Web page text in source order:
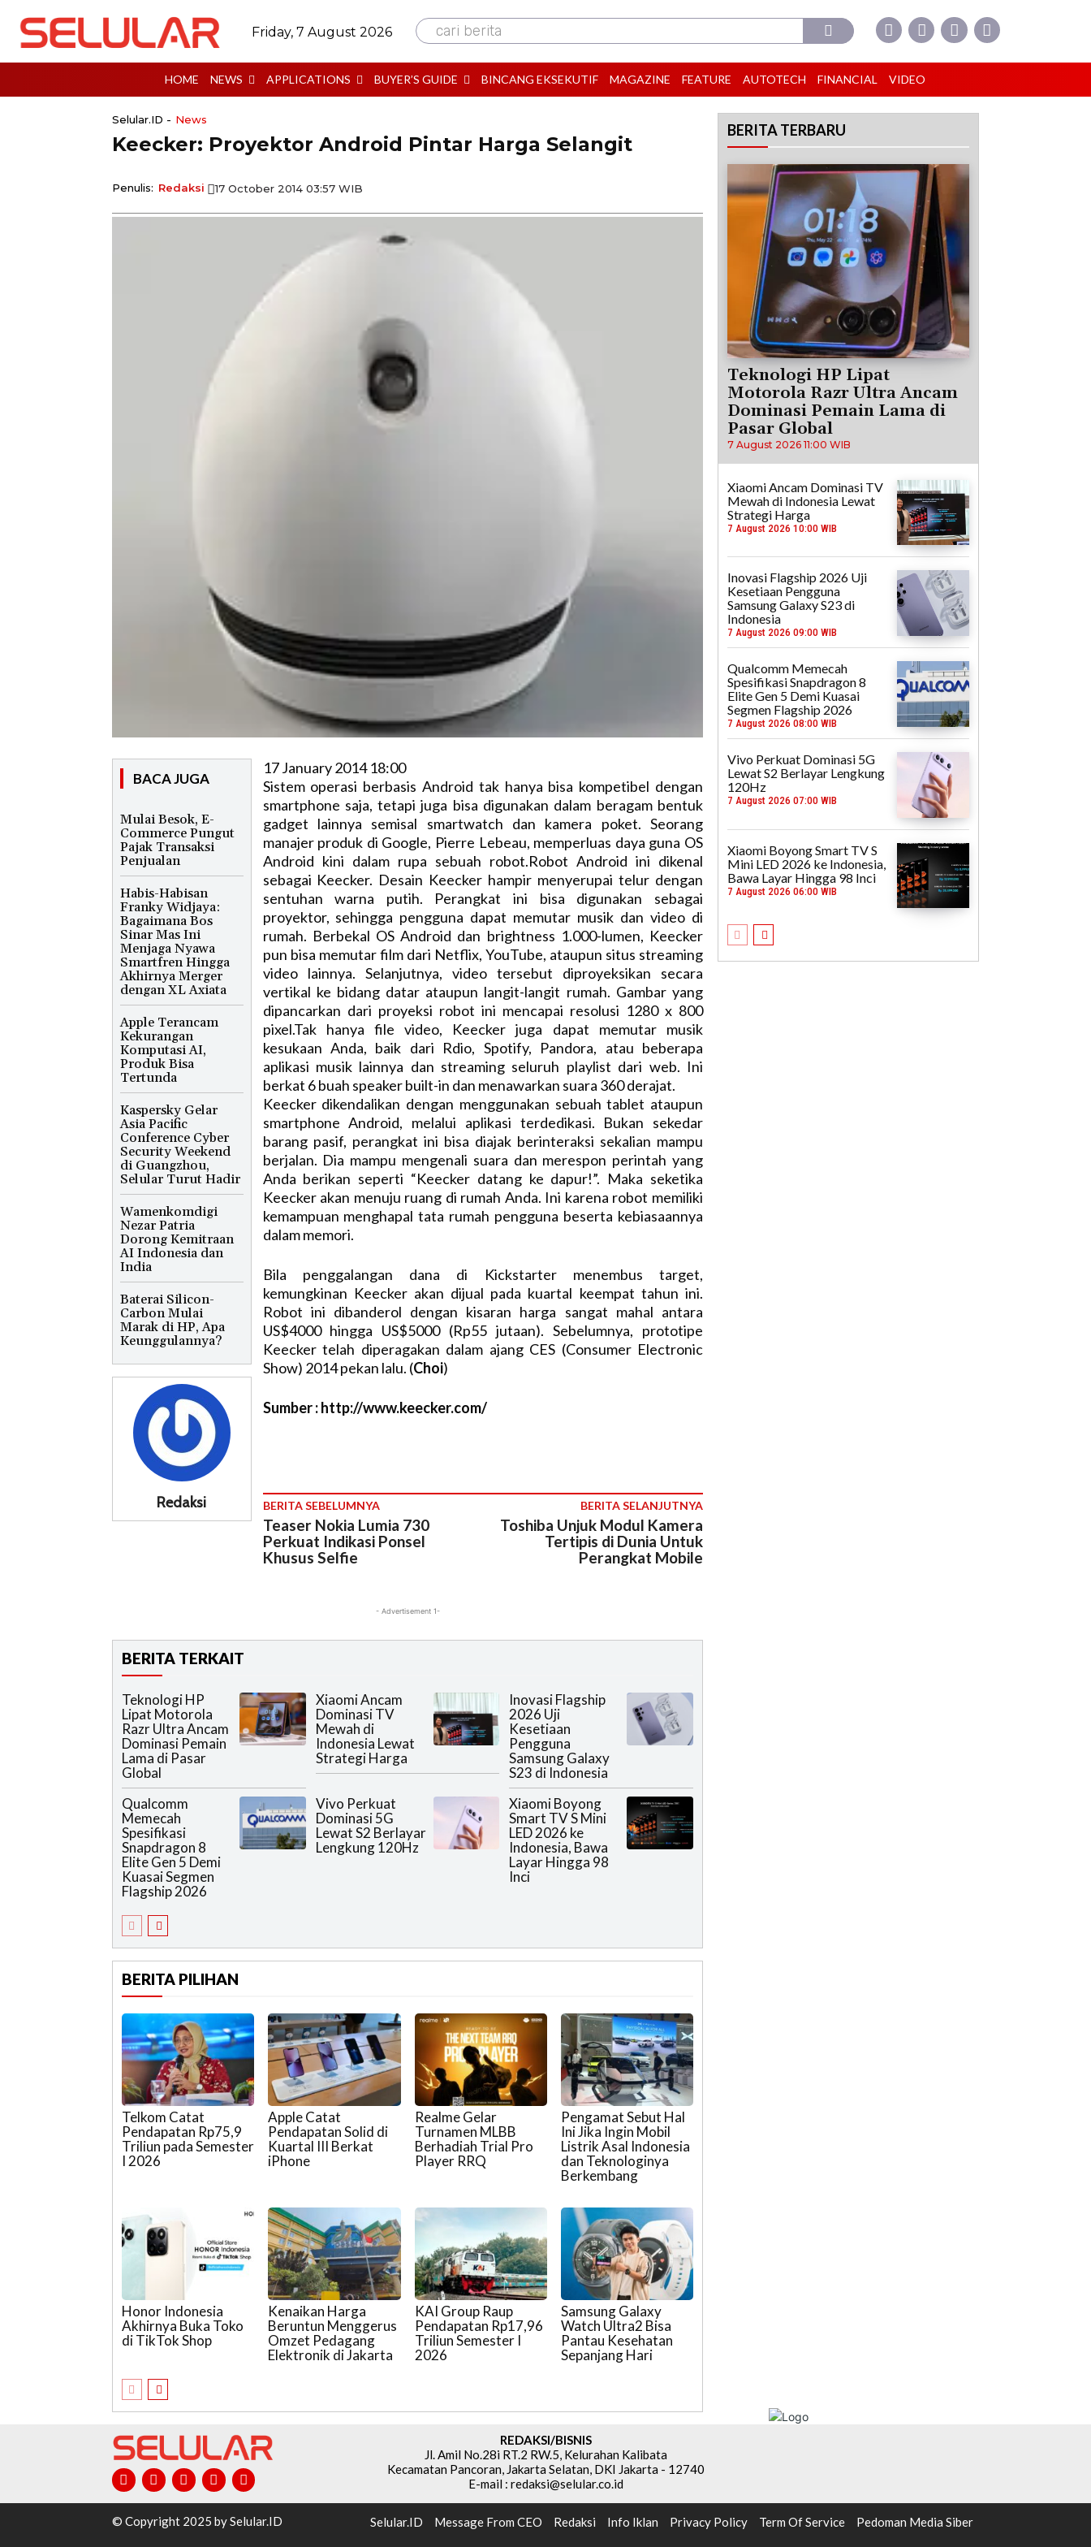
Friday, 7 August 2026 cari berita
HOME NEWS APPLICATIONS BUYER’S GUIDE BINCANG EKSEKUTIF MAGAZINE FEATURE AUTOTECH FINANCIAL VIDEO
Selular.ID - News
Keecker: Proyektor Android Pintar Harga Selangit
Penulis: Redaksi 17 October 2014 03:57 WIB
BACA JUGA
Mulai Besok, E-
Commerce Pungut
Pajak Transaksi
Penjualan
Habis-Habisan
Franky Widjaya:
Bagaimana Bos
Sinar Mas Ini
Menjaga Nyawa
Smartfren Hingga
Akhirnya Merger
dengan XL Axiata
Apple Terancam
Kekurangan
Komputasi AI,
Produk Bisa
Tertunda
Kaspersky Gelar
Asia Pacific
Conference Cyber
Security Weekend
di Guangzhou,
Selular Turut Hadir
Wamenkomdigi
Nezar Patria
Dorong Kemitraan
AI Indonesia dan
India
Baterai Silicon-
Carbon Mulai
Marak di HP, Apa
Keunggulannya?
Redaksi
17 January 2014 18:00
Sistem operasi berbasis Android tak hanya bisa kompetibel dengan
smartphone saja, tetapi juga bisa digunakan dalam beragam bentuk
gadget lainnya semisal smartwatch dan kamera poket. Seorang
manajer produk di Google, Pierre Lebeau, memperluas daya guna OS
Android kini dalam rupa sebuah robot.Robot Android ini dikenal
sebagai Keecker. Desain Keecker hampir menyerupai telur dengan
sentuhan warna putih. Perangkat ini bisa digunakan sebagai
proyektor, sehingga pengguna dapat memutar musik dan video di
rumah. Berbekal OS Android dan brightness 1.000-lumen, Keecker
pun bisa memutar film dari Netflix, YouTube, ataupun situs streaming
video lainnya. Selanjutnya, video tersebut diproyeksikan secara
vertikal ke bidang datar ataupun langit-langit rumah. Gambar yang
dipancarkan dari proyeksi robot ini mencapai resolusi 1280 x 800
pixel.Tak hanya file video, Keecker juga dapat memutar musik
kesukaan Anda, baik dari Rdio, Spotify, Pandora, atau beberapa
aplikasi musik lainnya dan streaming seluruh playlist dari web. Ini
berkat 6 buah speaker built-in dan menawarkan suara 360 derajat.
Keecker dikendalikan dengan menggunakan sebuah tablet ataupun
smartphone Android, melalui aplikasi terdedikasi. Bukan sekedar
barang pasif, perangkat ini bisa diajak berinteraksi sekalian mampu
berjalan. Dia mampu mengenali suara dan merespon perintah yang
Anda berikan seperti “Keecker datang ke dapur!”. Maka seketika
Keecker akan menuju ruang di rumah Anda. Ini karena robot memiliki
kemampuan menghapal tata rumah pengguna beserta kebiasaannya
dalam memori.
Bila penggalangan dana di Kickstarter menembus target,
kemungkinan Keecker akan dijual pada kuartal keempat tahun ini.
Robot ini dibanderol dengan kisaran harga sangat mahal antara
US$4000 hingga US$5000 (Rp55 jutaan). Sebelumnya, prototipe
Keecker telah diperagakan dalam ajang CES (Consumer Electronic
Show) 2014 pekan lalu. (Choi)
Sumber : http://www.keecker.com/‎
BERITA SEBELUMNYA
Teaser Nokia Lumia 730
Perkuat Indikasi Ponsel
Khusus Selfie
BERITA SELANJUTNYA
Toshiba Unjuk Modul Kamera
Tertipis di Dunia Untuk
Perangkat Mobile
- Advertisement 1-
BERITA TERKAIT
Teknologi HP
Lipat Motorola
Razr Ultra Ancam
Dominasi Pemain
Lama di Pasar
Global
Xiaomi Ancam
Dominasi TV
Mewah di
Indonesia Lewat
Strategi Harga
Inovasi Flagship
2026 Uji
Kesetiaan
Pengguna
Samsung Galaxy
S23 di Indonesia
Qualcomm
Memecah
Spesifikasi
Snapdragon 8
Elite Gen 5 Demi
Kuasai Segmen
Flagship 2026
Vivo Perkuat
Dominasi 5G
Lewat S2 Berlayar
Lengkung 120Hz
Xiaomi Boyong
Smart TV S Mini
LED 2026 ke
Indonesia, Bawa
Layar Hingga 98
Inci
BERITA PILIHAN
Telkom Catat
Pendapatan Rp75,9
Triliun pada Semester
I 2026
Apple Catat
Pendapatan Solid di
Kuartal III Berkat
iPhone
Realme Gelar
Turnamen MLBB
Berhadiah Trial Pro
Player RRQ
Pengamat Sebut Hal
Ini Jika Ingin Mobil
Listrik Asal Indonesia
dan Teknologinya
Berkembang
Honor Indonesia
Akhirnya Buka Toko
di TikTok Shop
Kenaikan Harga
Beruntun Menggerus
Omzet Pedagang
Elektronik di Jakarta
KAI Group Raup
Pendapatan Rp17,96
Triliun Semester I
2026
Samsung Galaxy
Watch Ultra2 Bisa
Pantau Kesehatan
Sepanjang Hari
BERITA TERBARU
Teknologi HP Lipat
Motorola Razr Ultra Ancam
Dominasi Pemain Lama di
Pasar Global
7 August 2026 11:00 WIB
Xiaomi Ancam Dominasi TV
Mewah di Indonesia Lewat
Strategi Harga
7 August 2026 10:00 WIB
Inovasi Flagship 2026 Uji
Kesetiaan Pengguna
Samsung Galaxy S23 di
Indonesia
7 August 2026 09:00 WIB
Qualcomm Memecah
Spesifikasi Snapdragon 8
Elite Gen 5 Demi Kuasai
Segmen Flagship 2026
7 August 2026 08:00 WIB
Vivo Perkuat Dominasi 5G
Lewat S2 Berlayar Lengkung
120Hz
7 August 2026 07:00 WIB
Xiaomi Boyong Smart TV S
Mini LED 2026 ke Indonesia,
Bawa Layar Hingga 98 Inci
7 August 2026 06:00 WIB
REDAKSI/BISNIS
Jl. Amil No.28i RT.2 RW.5, Kelurahan Kalibata
Kecamatan Pancoran, Jakarta Selatan, DKI Jakarta - 12740
E-mail : redaksi@selular.co.id
© Copyright 2025 by Selular.ID Selular.ID Message From CEO Redaksi Info Iklan Privacy Policy Term Of Service Pedoman Media Siber